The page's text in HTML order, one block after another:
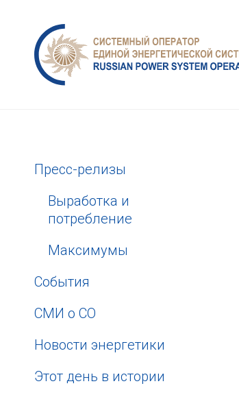
Пресс-релизы
Выработка и
потребление
Максимумы
События
СМИ о СО
Новости энергетики
Этот день в истории